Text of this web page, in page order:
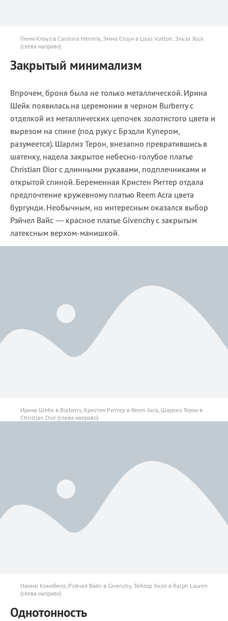
Гленн Клоуз в Carolina Herrera, Эмма Стоун в Louis Vuitton, Эльза Хоск
(слева направо)
Закрытый минимализм
Впрочем, броня была не только металлической. Ирина
Шейк появилась на церемонии в черном Burberry с
отделкой из металлических цепочек золотистого цвета и
вырезом на спине (под руку с Брэдли Купером,
разумеется). Шарлиз Терон, внезапно превратившись в
шатенку, надела закрытое небесно-голубое платье
Christian Dior с длинными рукавами, подплечниками и
открытой спиной. Беременная Кристен Риттер отдала
предпочтение кружевному платью Reem Acra цвета
бургунди. Необычным, но интересным оказался выбор
Рэйчел Вайс — красное платье Givenchy с закрытым
латексным верхом-манишкой.
Ирина Шейк в Burberry, Кристен Риттер в Reem Acra, Шарлиз Терон в
Christian Dior (слева направо)
Наоми Кэмпбелл, Рэйчел Вайс в Givenchy, Тейлор Хилл в Ralph Lauren
(слева направо)
Однотонность